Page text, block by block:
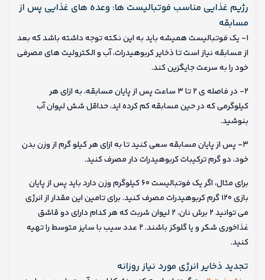
رژیم غذایی مناسب فوتبالیست ها: وعده های غذایی پس از
مسابقه
۱- یک فوتبالیست همیشه باید به این نکته توجه داشته باشد که بعد
از مسابقه نیاز است تا ذخایر کربوهیدرات، آب و الکترولیت های مصرفی
خود را به سرعت جایگزین کند.
۲- در فاصله ی ۲ تا ۳ ساعت پس از پایان مسابقه، به ازای هر
کیلوگرمی که در حین مسابقه کم کرده اید، حداقل شش لیوان آب
بنوشید.
۳- پس از پایان مسابقه سعی کنید تا به ازای هر کیلو گرم از وزن بدن
خود، دو گرم ترکیبات کربوهیدرات دار مصرف کنید.
برای مثال، اگر یک فوتبالیست ۶۰ کیلوگرم وزن دارد باید پس از پایان
بازی ۱۲۰ گرم کربوهیدرات مصرف کنید. برای تامین این مقدار از انرژی
می توانید ۲ برش نان، ۲ لیوان شربت که هر کدام دارای دو قاشق
غذاخوری شکر و یا گلوکز باشند. ۲ عدد سیب با سایز متوسط را تهیه
کنید.
تجدید ذخایر انرژی مورد نیاز روزانه